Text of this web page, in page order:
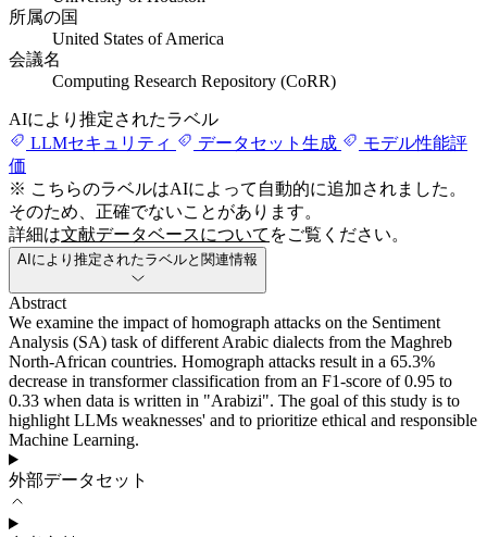
所属の国
United States of America
会議名
Computing Research Repository (CoRR)
AIにより推定されたラベル
LLMセキュリティ
データセット生成
モデル性能評
価
※ こちらのラベルはAIによって自動的に追加されました。
そのため、正確でないことがあります。
詳細は文献データベースについて をご覧ください。
AIにより推定されたラベルと関連情報
Abstract
We examine the impact of homograph attacks on the Sentiment
Analysis (SA) task of different Arabic dialects from the Maghreb
North-African countries. Homograph attacks result in a 65.3%
decrease in transformer classification from an F1-score of 0.95 to
0.33 when data is written in "Arabizi". The goal of this study is to
highlight LLMs weaknesses' and to prioritize ethical and responsible
Machine Learning.
外部データセット